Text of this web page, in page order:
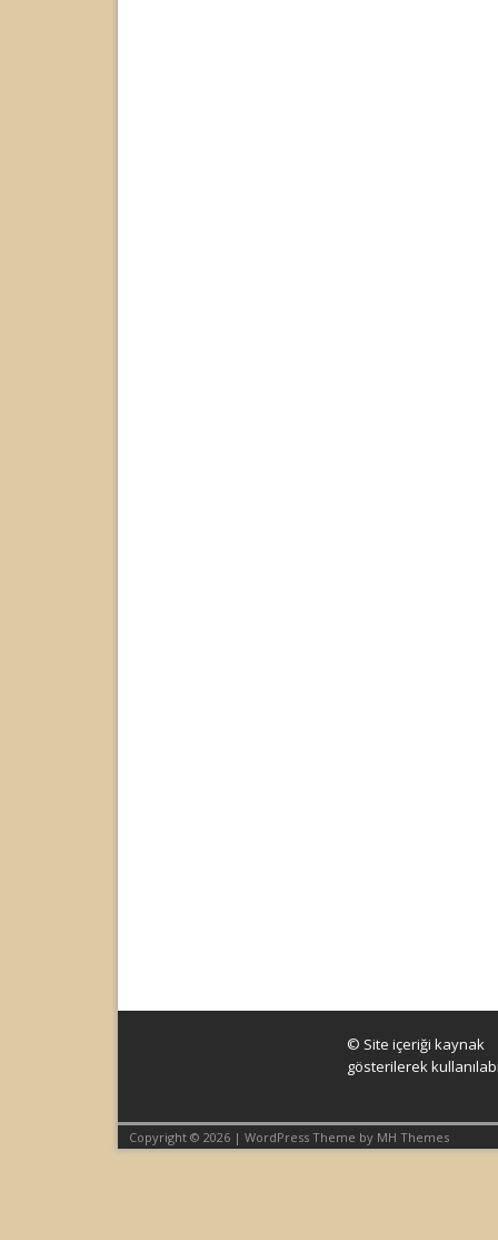
© Site içeriği kaynak
gösterilerek
Copyright © 2026 | WordPress Theme by MH Themes